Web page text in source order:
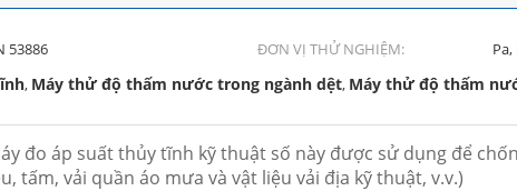
53886 ĐƠN VỊ THỬ NGHIỆM:
, Máy thử độ thấm nước trong ngành dệt, Máy thử độ thấm
đo áp suất thủy tĩnh kỹ thuật số này được sử dụng để
tấm, vải quần áo mưa và vật liệu vải địa kỹ thuật, v.v.)